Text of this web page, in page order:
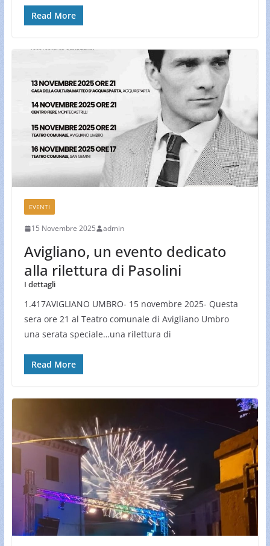
Read More
EVENTI
15 Novembre 2025 admin
Avigliano, un evento dedicato
alla rilettura di Pasolini
I dettagli
1.417AVIGLIANO UMBRO- 15 novembre 2025- Questa
sera ore 21 al Teatro comunale di Avigliano Umbro
una serata speciale…una rilettura di
Read More